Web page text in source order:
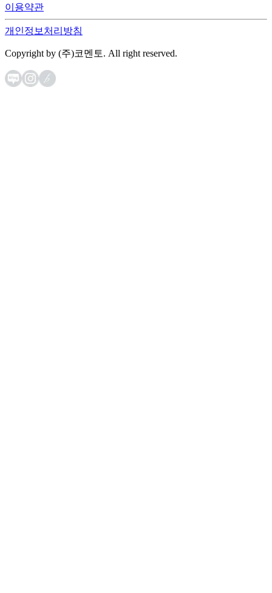
이용약관
개인정보처리방침
Copyright by (주)코멘토. All right reserved.